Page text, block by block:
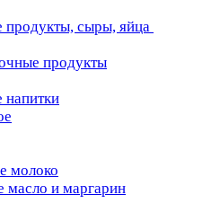
сыры, яйца
продукты
молоко
масло и маргарин